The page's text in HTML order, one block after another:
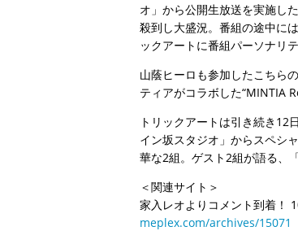
オ」から公開生放送を実施し
殺到し大盛況。番組の途中に
ックアートに番組パーソナリ
山蔭ヒーロも参加したこちら
ティアがコラボした“MINTIA
トリックアートは引き続き
イン坂スタジオ」からスペシ
華な2組。ゲスト2組が語る、
＜関連サイト＞
家入レオよりコメント到着！
meplex.com/archives/15071